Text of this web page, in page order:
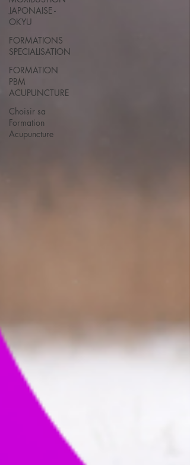
JAPONAISE -
OKYU
FORMATIONS
SPECIALISATION
FORMATION
PBM
ACUPUNCTURE
Choisir sa
Formation
Acupuncture